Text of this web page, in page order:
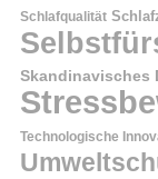
Schlafqualität
Skandinavisches
Technologische